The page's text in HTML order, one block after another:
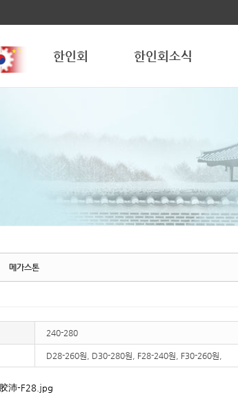
한인회 한인회소식
메가스톤
240-280
D28-260원, D30-280원, F28-240원, F30-260원,